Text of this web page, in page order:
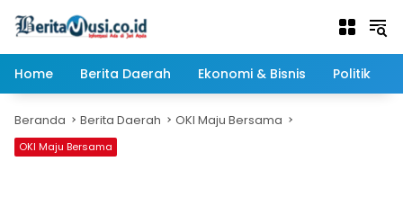
Home
Berita Daerah Ekonomi & Bisnis Politik
Beranda Berita Daerah OKI Maju Bersama
OKI Maju Bersama